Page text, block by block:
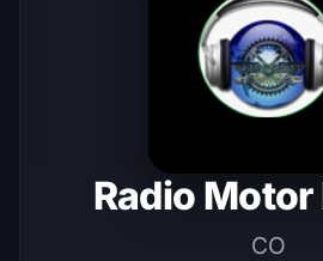
Radio
CO